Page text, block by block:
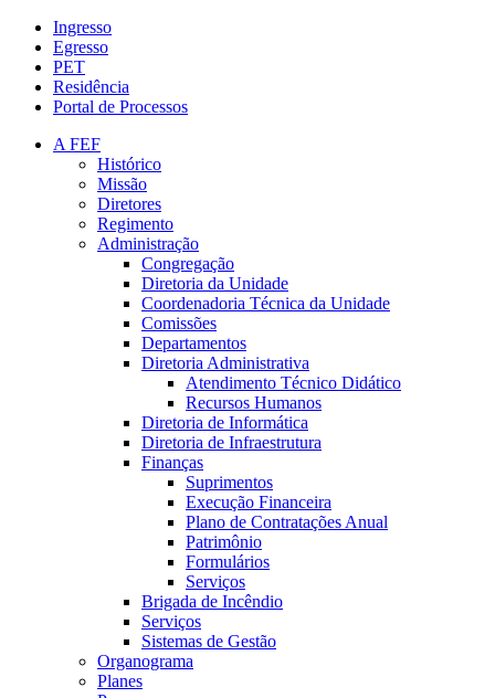
Ingresso
Egresso
PET
Residência
Portal de Processos
A FEF
Histórico
Missão
Diretores
Regimento
Administração
Congregação
Diretoria da Unidade
Coordenadoria Técnica da Unidade
Comissões
Departamentos
Diretoria Administrativa
Atendimento Técnico Didático
Recursos Humanos
Diretoria de Informática
Diretoria de Infraestrutura
Finanças
Suprimentos
Execução Financeira
Plano de Contratações Anual
Patrimônio
Formulários
Serviços
Brigada de Incêndio
Serviços
Sistemas de Gestão
Organograma
Planes